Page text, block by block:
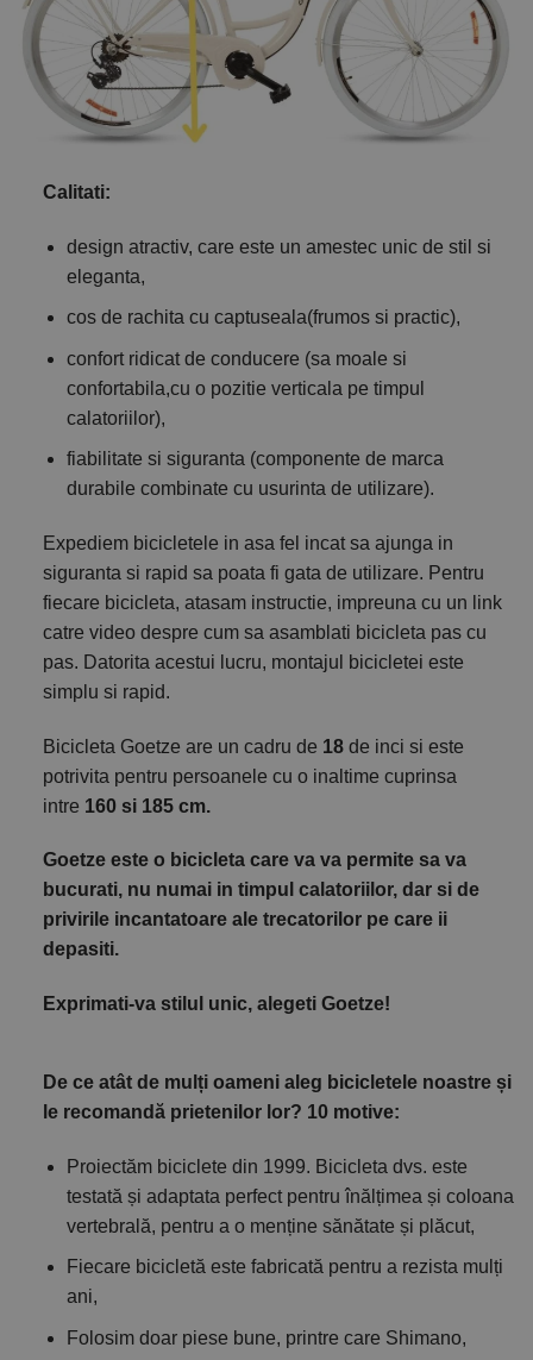
Calitati:
design atractiv, care este un amestec unic de stil si
eleganta,
cos de rachita cu captuseala(frumos si practic),
confort ridicat de conducere (sa moale si
confortabila,cu o pozitie verticala pe timpul
calatoriilor),
fiabilitate si siguranta (componente de marca
durabile combinate cu usurinta de utilizare).
Expediem bicicletele in asa fel incat sa ajunga in
siguranta si rapid sa poata fi gata de utilizare. Pentru
fiecare bicicleta, atasam instructie, impreuna cu un link
catre video despre cum sa asamblati bicicleta pas cu
pas. Datorita acestui lucru, montajul bicicletei este
simplu si rapid.
Bicicleta Goetze are un cadru de 18 de inci si este
potrivita pentru persoanele cu o inaltime cuprinsa
intre 160 si 185 cm.
Goetze este o bicicleta care va va permite sa va
bucurati, nu numai in timpul calatoriilor, dar si de
privirile incantatoare ale trecatorilor pe care ii
depasiti.
Exprimati-va stilul unic, alegeti Goetze!
De ce atât de mulți oameni aleg bicicletele noastre și
le recomandă prietenilor lor? 10 motive:
Proiectăm biciclete din 1999. Bicicleta dvs. este
testată și adaptata perfect pentru înălțimea și coloana
vertebrală, pentru a o menține sănătate și plăcut,
Fiecare bicicletă este fabricată pentru a rezista mulți
ani,
Folosim doar piese bune, printre care Shimano,